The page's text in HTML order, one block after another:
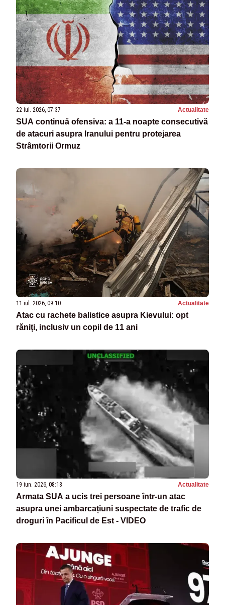
22 iul. 2026, 07:37 Actualitate
SUA continuă ofensiva: a 11-a noapte consecutivă
de atacuri asupra Iranului pentru protejarea
Strâmtorii Ormuz
11 iul. 2026, 09:10 Actualitate
Atac cu rachete balistice asupra Kievului: opt
răniți, inclusiv un copil de 11 ani
19 iun. 2026, 08:18 Actualitate
Armata SUA a ucis trei persoane într-un atac
asupra unei ambarcațiuni suspectate de trafic de
droguri în Pacificul de Est - VIDEO